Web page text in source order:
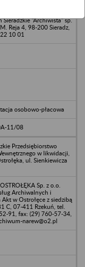
Sieradzkie "Archiwista" sp.
Reja 4, 98-200 Sieradz,
10 01
osobowo-płacowa
11/08
Przedsiębiorstwo
w likwidacji,
ul. Sienkiewicza
Sp. z o.o.
Archiwalnych i
Akt w Ostrołęce z siedzibą
C, 07-411 Rzekuń, tel.
91, fax: (29) 760-57-34,
narew@o2.pl